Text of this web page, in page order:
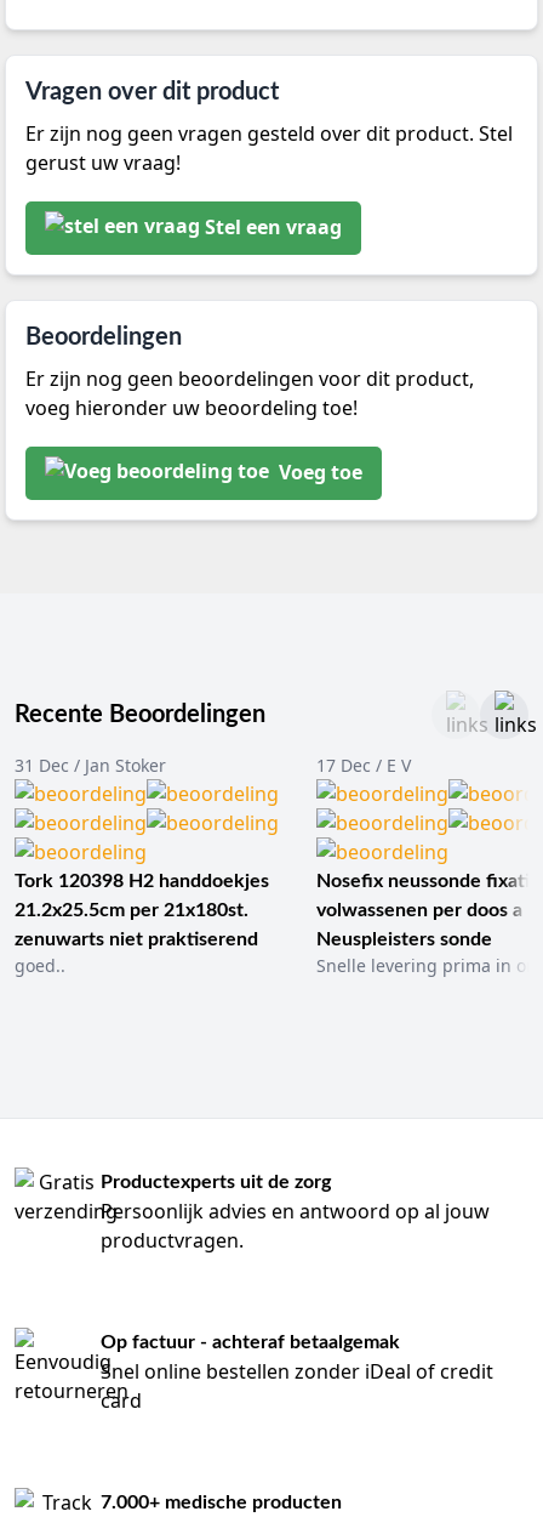
Vragen over dit product
Er zijn nog geen vragen gesteld over dit product. Stel
gerust uw vraag!
Stel een vraag
Beoordelingen
Er zijn nog geen beoordelingen voor dit product,
voeg hieronder uw beoordeling toe!
Voeg toe
Recente Beoordelingen
31 Dec / Jan Stoker
Tork 120398 H2 handdoekjes
21.2x25.5cm per 21x180st.
zenuwarts niet praktiserend
goed..
17 Dec / E V
Nosefix neussonde
volwassenen per doos a
Neuspleisters sonde
Snelle levering prima in
Productexperts uit de zorg
Persoonlijk advies en antwoord op al jouw
productvragen.
Op factuur - achteraf betaalgemak
Snel online bestellen zonder iDeal of credit
card
7.000+ medische producten